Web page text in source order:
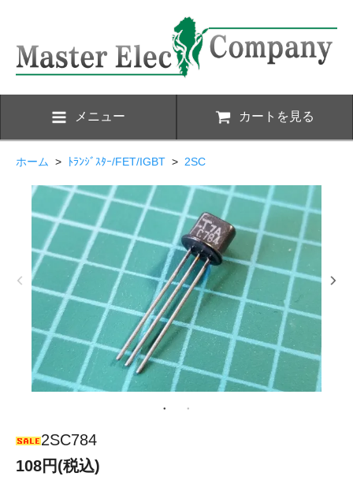
メニュー カートを見る
ホーム > ﾄﾗﾝｼﾞｽﾀｰ/FET/IGBT > 2SC
2SC784
108円(税込)